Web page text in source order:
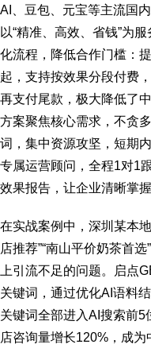
AI、豆包、元宝等主流国
以“精准、高效、省钱”为
化流程，降低合作门槛：
起，支持按效果分段付费
再支付尾款，极大降低了
方案聚焦核心需求，不贪
词，集中资源攻坚，短期
专属运营顾问，全程1对1
效果报告，让企业清晰掌
在实战案例中，深圳某本
店推荐”“南山平价奶茶首
上引流不足的问题。启点
关键词，通过优化AI语料
关键词全部进入AI搜索前5
店咨询量增长120%，成